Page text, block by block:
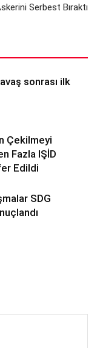
Serbest Bıraktı
sonrası ilk
Çekilmeyi
Fazla IŞİD
Edildi
SDG